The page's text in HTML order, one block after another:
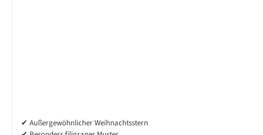
✔ Außergewöhnlicher Weihnachtsstern